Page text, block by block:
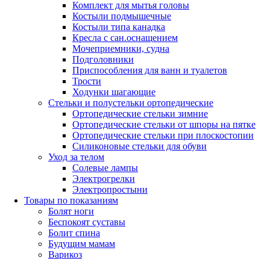
Комплект для мытья головы
Костыли подмышечные
Костыли типа канадка
Кресла с сан.оснащением
Мочеприемники, судна
Подголовники
Приспособления для ванн и туалетов
Трости
Ходунки шагающие
Стельки и полустельки ортопедические
Ортопедические стельки зимние
Ортопедические стельки от шпоры на пятке
Ортопедические стельки при плоскостопии
Силиконовые стельки для обуви
Уход за телом
Солевые лампы
Электрогрелки
Электропростыни
Товары по показаниям
Болят ноги
Беспокоят суставы
Болит спина
Будущим мамам
Варикоз